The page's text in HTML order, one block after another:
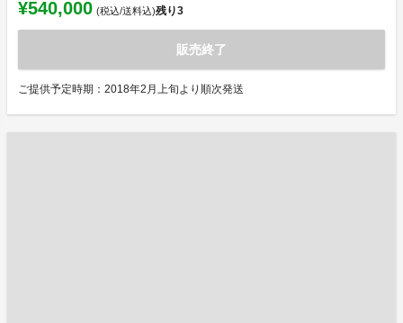
¥540,000 (税込/送料込)残り3
販売終了
ご提供予定時期：2018年2月上旬より順次発送